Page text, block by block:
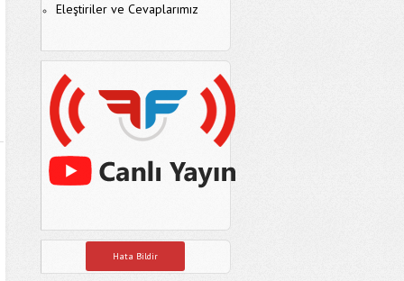
Eleştiriler ve Cevaplarımız
Hata Bildir